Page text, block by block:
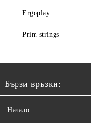
Ergoplay
Prim strings
Бързи връзки:
Начало